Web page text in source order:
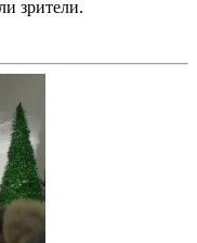
зрители.